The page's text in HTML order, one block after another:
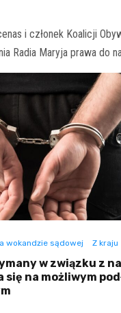
i członek Koalicji
Radia Maryja prawa do
wokandzie sądowej Z kraju
w związku z
na możliwym